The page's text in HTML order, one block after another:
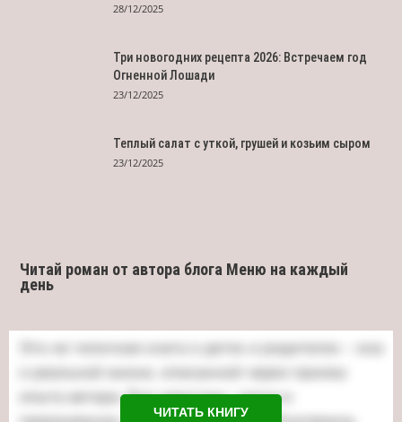
28/12/2025
Три новогодних рецепта 2026: Встречаем год
Огненной Лошади
23/12/2025
Теплый салат с уткой, грушей и козьим сыром
23/12/2025
Читай роман от автора блога Меню на каждый
день
ЧИТАТЬ КНИГУ